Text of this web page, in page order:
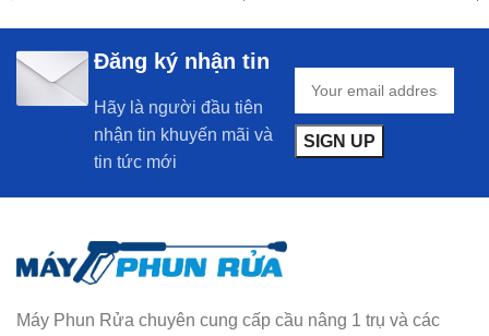
Đăng ký nhận tin
Hãy là người đầu tiên
nhận tin khuyến mãi và
tin tức mới
Máy Phun Rửa chuyên cung cấp cầu nâng 1 trụ và các